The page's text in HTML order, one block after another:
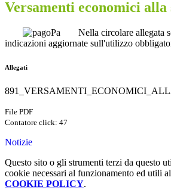
Versamenti economici alla
Nella circolare allegata
indicazioni aggiornate sull'utilizzo
Allegati
File PDF
Contatore click: 47
Notizie
Questo sito o gli strumenti terzi da questo
cookie necessari al funzionamento ed utili
COOKIE POLICY.